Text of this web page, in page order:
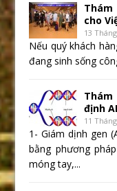
Thám
cho
13
Nếu quý khách
đang sinh sống
định
11
1- Giám dịnh gen
bằng phương
móng tay,...